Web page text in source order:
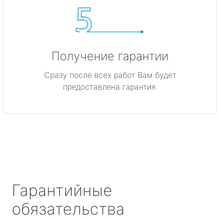
Получение гарантии
Сразу после всех работ Вам будет
предоставлена гарантия.
Гарантийные
обязательства